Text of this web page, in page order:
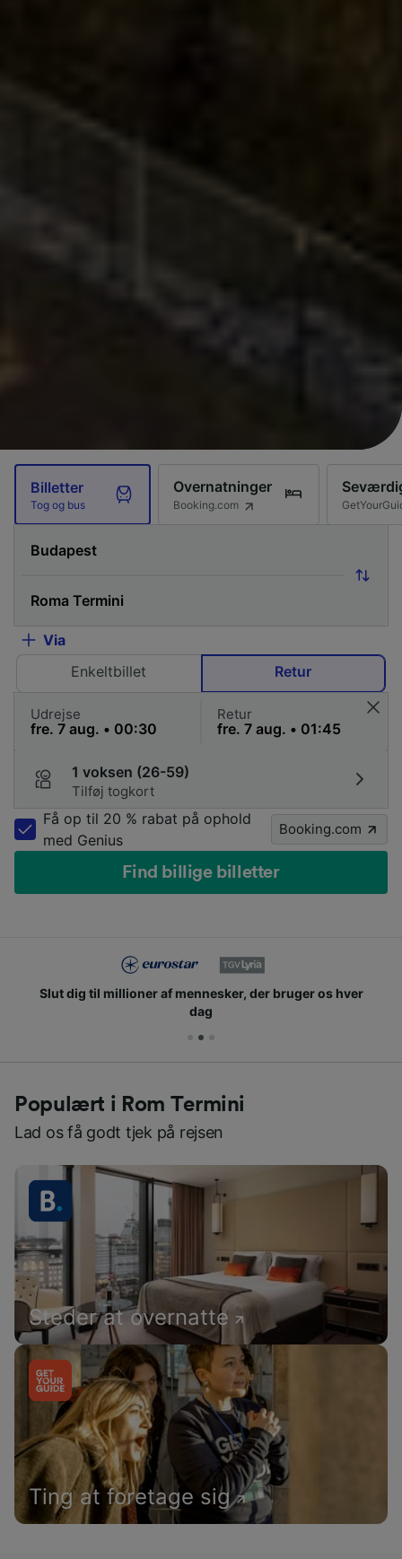
Billetter
Tog og bus
Overnatninger
Booking.com
Via
Enkeltbillet
Retur
Udrejse Retur
1 voksen (26-59)
Tilføj togkort
Få op til 20 % rabat på ophold
med Genius
Booking.com
Find billige billetter
Slut dig til millioner af mennesker, der bruger os hver
dag
Populært i Rom Termini
Lad os få godt tjek på rejsen
Steder at overnatte
Ting at foretage sig